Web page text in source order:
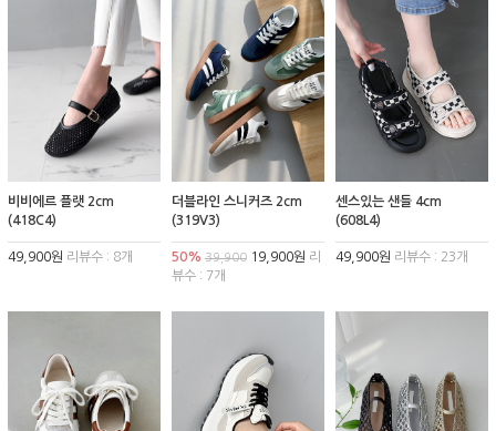
비비에르 플랫 2cm
(418C4)
49,900원 리뷰수 : 8개
더블라인 스니커즈 2cm
(319V3)
50% 39,90019,900원 리
뷰수 : 7개
센스있는 샌들 4cm
(608L4)
49,900원 리뷰수 : 23개